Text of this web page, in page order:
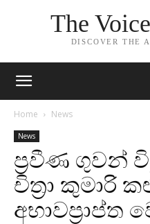
The
DISCOVER THE
Home News
News
ප්‍රවීණ ගුවන්
චිත්‍රා කුමාරි
අභාවප්‍රාප්ත